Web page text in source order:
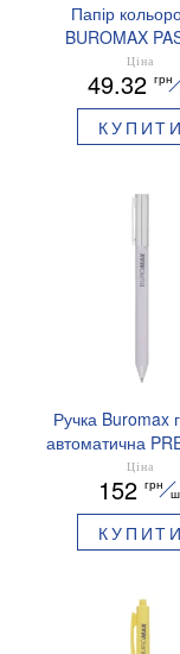
Папір
BUROMAX
EUROMAX 20 арк
мс
Ціна
49.32 грн
КУПИТИ
Ручка Buromax
автоматична
SILVER 0,5 мм
чорнила
Ціна
152 грн
КУПИТИ